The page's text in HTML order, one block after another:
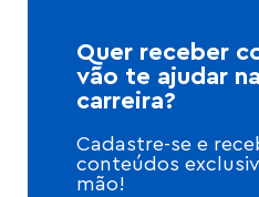
Quer receber
vão te ajudar
carreira?
Cadastre-se e
conteúdos
mão!